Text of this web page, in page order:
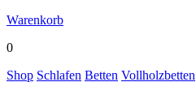
Warenkorb
0
Shop Schlafen Betten Vollholzbetten